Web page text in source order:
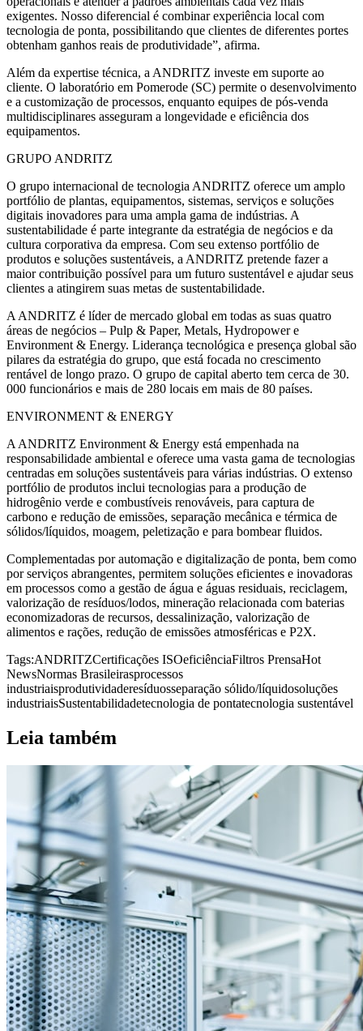
exigentes. Nosso diferencial é combinar experiência local com
tecnologia de ponta, possibilitando que clientes de diferentes portes
obtenham ganhos reais de produtividade”, afirma.
Além da expertise técnica, a ANDRITZ investe em suporte ao
cliente. O laboratório em Pomerode (SC) permite o desenvolvimento
e a customização de processos, enquanto equipes de pós-venda
multidisciplinares asseguram a longevidade e eficiência dos
equipamentos.
GRUPO ANDRITZ
O grupo internacional de tecnologia ANDRITZ oferece um amplo
portfólio de plantas, equipamentos, sistemas, serviços e soluções
digitais inovadores para uma ampla gama de indústrias. A
sustentabilidade é parte integrante da estratégia de negócios e da
cultura corporativa da empresa. Com seu extenso portfólio de
produtos e soluções sustentáveis, a ANDRITZ pretende fazer a
maior contribuição possível para um futuro sustentável e ajudar seus
clientes a atingirem suas metas de sustentabilidade.
A ANDRITZ é líder de mercado global em todas as suas quatro
áreas de negócios – Pulp & Paper, Metals, Hydropower e
Environment & Energy. Liderança tecnológica e presença global são
pilares da estratégia do grupo, que está focada no crescimento
rentável de longo prazo. O grupo de capital aberto tem cerca de 30.
000 funcionários e mais de 280 locais em mais de 80 países.
ENVIRONMENT & ENERGY
A ANDRITZ Environment & Energy está empenhada na
responsabilidade ambiental e oferece uma vasta gama de tecnologias
centradas em soluções sustentáveis para várias indústrias. O extenso
portfólio de produtos inclui tecnologias para a produção de
hidrogênio verde e combustíveis renováveis, para captura de
carbono e redução de emissões, separação mecânica e térmica de
sólidos/líquidos, moagem, peletização e para bombear fluidos.
Complementadas por automação e digitalização de ponta, bem como
por serviços abrangentes, permitem soluções eficientes e inovadoras
em processos como a gestão de água e águas residuais, reciclagem,
valorização de resíduos/lodos, mineração relacionada com baterias
economizadoras de recursos, dessalinização, valorização de
alimentos e rações, redução de emissões atmosféricas e P2X.
Tags:ANDRITZCertificações ISOeficiênciaFiltros PrensaHot
NewsNormas Brasileirasprocessos
industriaisprodutividaderesíduosseparação sólido/líquidosoluções
industriaisSustentabilidadetecnologia de pontatecnologia sustentável
Leia também